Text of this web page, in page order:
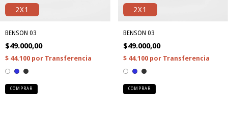
2X1
BENSON 03
$49.000,00
COMPRAR
2X1
BENSON 03
$49.000,00
COMPRAR